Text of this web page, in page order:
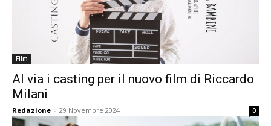
Film
Al via i casting per il nuovo film di Riccardo
Milani
Redazione - 29 Novembre 2024 0